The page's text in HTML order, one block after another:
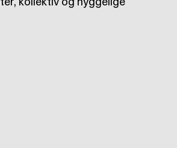
kollektiv og hyggelige